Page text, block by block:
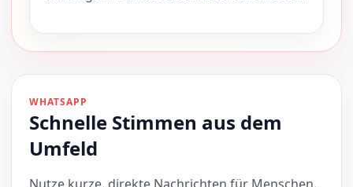
WHATSAPP
Schnelle Stimmen aus dem
Umfeld